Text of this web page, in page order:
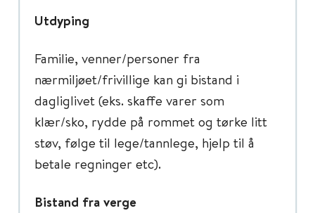
Utdyping
Familie, venner/personer fra
nærmiljøet/frivillige kan gi bistand i
dagliglivet (eks. skaffe varer som
klær/sko, rydde på rommet og tørke litt
støv, følge til lege/tannlege, hjelp til å
betale regninger etc).
Bistand fra verge